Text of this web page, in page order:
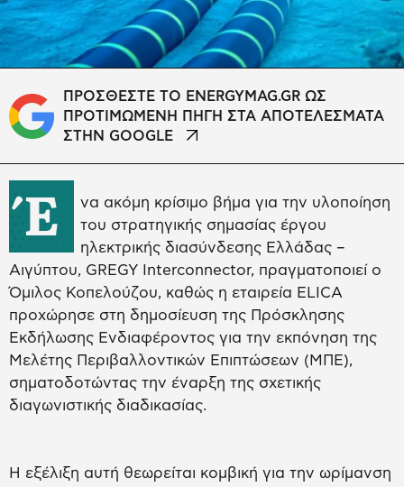
ΠΡΟΣΘΕΣΤΕ ΤΟ ENERGYMAG.GR ΩΣ
ΠΡΟΤΙΜΩΜΕΝΗ ΠΗΓΗ ΣΤΑ ΑΠΟΤΕΛΕΣΜΑΤΑ
ΣΤΗΝ GOOGLE
Έ
να ακόμη κρίσιμο βήμα για την υλοποίηση
του στρατηγικής σημασίας έργου
ηλεκτρικής διασύνδεσης Ελλάδας –
Αιγύπτου, GREGY Interconnector, πραγματοποιεί ο
Όμιλος Κοπελούζου, καθώς η εταιρεία ELICA
προχώρησε στη δημοσίευση της Πρόσκλησης
Εκδήλωσης Ενδιαφέροντος για την εκπόνηση της
Μελέτης Περιβαλλοντικών Επιπτώσεων (ΜΠΕ),
σηματοδοτώντας την έναρξη της σχετικής
διαγωνιστικής διαδικασίας.
Η εξέλιξη αυτή θεωρείται κομβική για την ωρίμανση